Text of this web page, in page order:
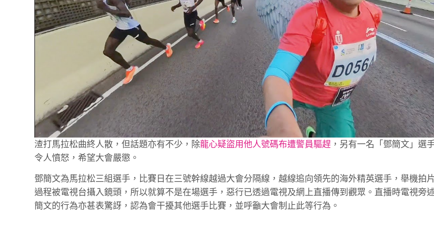
渣打馬拉松曲終人散，但話題亦有不少，除龍心疑盜用他人號碼布遭警員驅趕 ，另有一名「鄧簡文」選
令人憤怒，希望大會嚴懲。
鄧簡文為馬拉松三組選手，比賽日在三號幹線越過大會分隔線，越線追向領先的海外精英選手，舉機拍
過程被電視台攝入鏡頭，所以就算不是在場選手，惡行已透過電視及網上直播傳到觀眾。直播時電視旁
簡文的行為亦甚表驚訝，認為會干擾其他選手比賽，並呼籲大會制止此等行為。